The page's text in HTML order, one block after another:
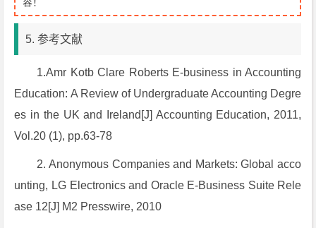
5. 参考文献
1.Amr Kotb Clare Roberts E-business in Accounting
Education: A Review of Undergraduate Accounting Degre
es in the UK and Ireland[J] Accounting Education, 2011,
Vol.20 (1), pp.63-78
2. Anonymous Companies and Markets: Global acco
unting, LG Electronics and Oracle E-Business Suite Rele
ase 12[J] M2 Presswire, 2010